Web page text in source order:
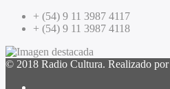
+ (54) 9 11 3987 4117
+ (54) 9 11 3987 4118
© 2018 Radio Cultura. Realizado por